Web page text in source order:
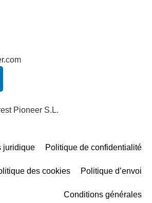
Pioneer S.L.
juridique Politique de confidentialité
des cookies Politique d’envoi
Conditions générales